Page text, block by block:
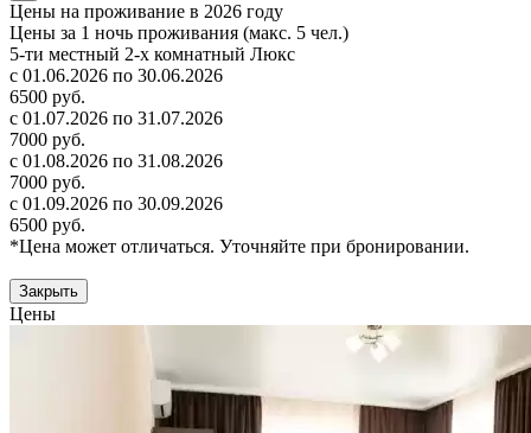
Цены на проживание в 2026 году
Цены за 1 ночь проживания (макс. 5 чел.)
5-ти местный 2-х комнатный Люкс
с 01.06.2026 по 30.06.2026
6500 руб.
с 01.07.2026 по 31.07.2026
7000 руб.
с 01.08.2026 по 31.08.2026
7000 руб.
с 01.09.2026 по 30.09.2026
6500 руб.
*Цена может отличаться. Уточняйте при бронировании.
Закрыть
Цены